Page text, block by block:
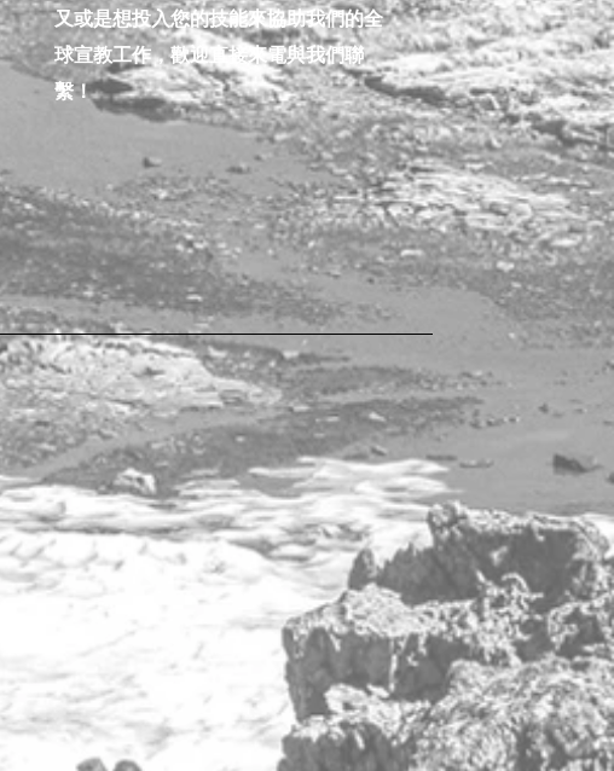
又或是想投入您的技能來協助我們的全
球宣教工作，歡迎直接來電與我們聯
繫！